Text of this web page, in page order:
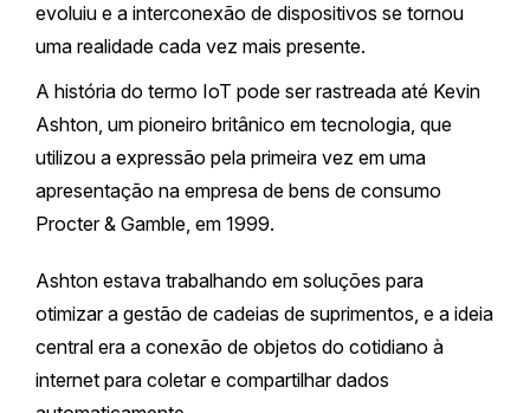
evoluiu e a interconexão de dispositivos se tornou
uma realidade cada vez mais presente.
A história do termo IoT pode ser rastreada até Kevin
Ashton, um pioneiro britânico em tecnologia, que
utilizou a expressão pela primeira vez em uma
apresentação na empresa de bens de consumo
Procter & Gamble, em 1999.
Ashton estava trabalhando em soluções para
otimizar a gestão de cadeias de suprimentos, e a ideia
central era a conexão de objetos do cotidiano à
internet para coletar e compartilhar dados